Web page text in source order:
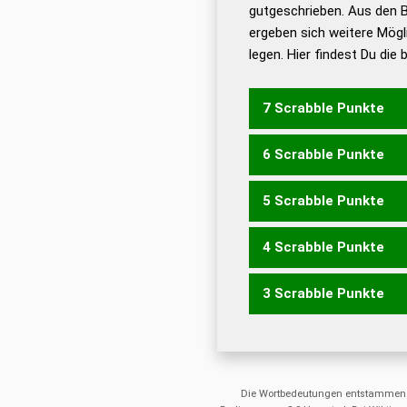
Universalwörterbuch
gutgeschrieben. Aus den
ergeben sich weitere
legen. Hier findest Du die
7 Scrabble Punkte
SAUGET SAUGTE
6 Scrabble Punkte
AUGES GASET GASTE
SAGTE SAUGE SAUGT
5 Scrabble Punkte
AUGE GASE GAST GATE
GUTE GUTS SAGE
TAGS TAUG SAUET
4 Scrabble Punkte
AGS GAS GAT GAU GUS
ETAS SAUE STAU TAUE
3 Scrabble Punkte
Die Wortbedeutungen